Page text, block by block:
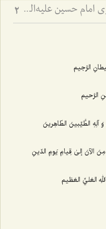
آداب مجالس روضه و عزاداری امام حسین علیه‌السلام - و توصیه‌های بزرگان دربارۀ ماه‌های محرّم و صفر 2
الرَّجيم‌
الرَّحيم‌
الطَّيِّبينَ الطّاهِرينَ‌
الآنَ إلىٰ قِيامِ يَومِ الدّينِ
العَليِّ العَظيم‌